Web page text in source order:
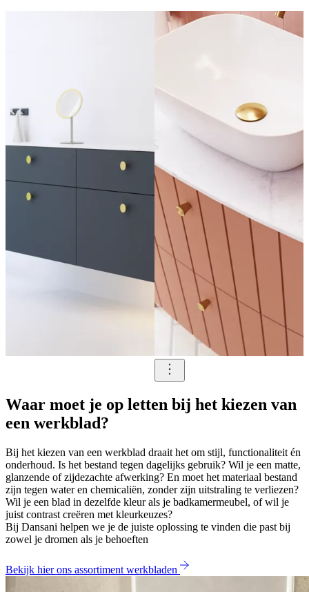
Waar moet je op letten bij het kiezen van
een werkblad?
Bij het kiezen van een werkblad draait het om stijl, functionaliteit én
onderhoud. Is het bestand tegen dagelijks gebruik? Wil je een matte,
glanzende of zijdezachte afwerking? En moet het materiaal bestand
zijn tegen water en chemicaliën, zonder zijn uitstraling te verliezen?
Wil je een blad in dezelfde kleur als je badkamermeubel, of wil je
juist contrast creëren met kleurkeuzes?
Bij Dansani helpen we je de juiste oplossing te vinden die past bij
zowel je dromen als je behoeften
Bekijk hier ons assortiment werkbladen